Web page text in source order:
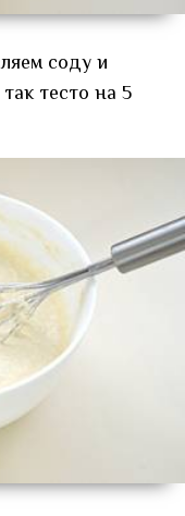
соду и
тесто на 5